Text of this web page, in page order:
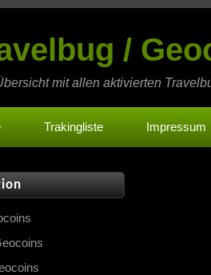
/
mit allen aktivierten
Trakingliste Impressum